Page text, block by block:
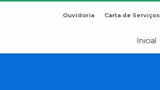
Ouvidoria Carta de Serviços
Inicial